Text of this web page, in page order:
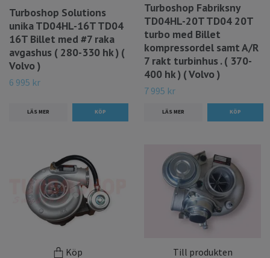
Turboshop Solutions
unika TD04HL-16T TD04
16T Billet med #7 raka
avgashus ( 280-330 hk ) (
Volvo )
6 995 kr
LÄS MER
Turboshop Fabriksny
TD04HL-20T TD04 20T
turbo med Billet
kompressordel samt A/R
7 rakt turbinhus . ( 370-
400 hk ) ( Volvo )
7 995 kr
LÄS MER
Köp Till produkten